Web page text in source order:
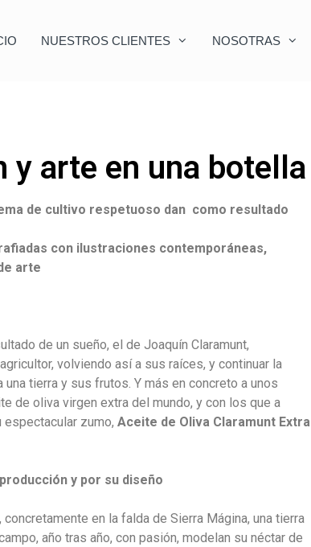
NUESTROS CLIENTES NOSOTRAS
y arte en una botella
de cultivo respetuoso dan como resultado
con ilustraciones contemporáneas,
arte
de un sueño, el de Joaquín Claramunt,
volviendo así a sus raíces, y continuar la
tierra y sus frutos. Y más en concreto a unos
de oliva virgen extra del mundo, y con los que a
espectacular zumo, Aceite de Oliva Claramunt Extra
y por su diseño
en la falda de Sierra Mágina, una tierra
año tras año, con pasión, modelan su néctar de